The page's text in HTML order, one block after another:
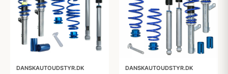
DANSKAUTOUDSTYR.DK DANSKAUTOUDSTYR.DK